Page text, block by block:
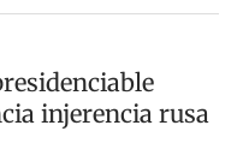
injerencia rusa